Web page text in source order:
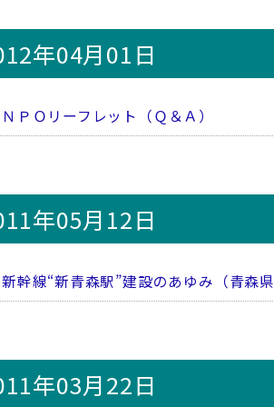
年04月01日
ＮＰＯリーフレット（Ｑ＆Ａ）
年05月12日
新幹線“新青森駅”建設のあゆみ（青森
年03月22日